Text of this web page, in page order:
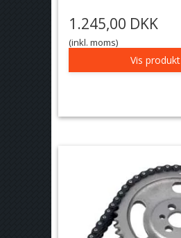
1.245,00 DKK
(inkl. moms)
Vis produkt